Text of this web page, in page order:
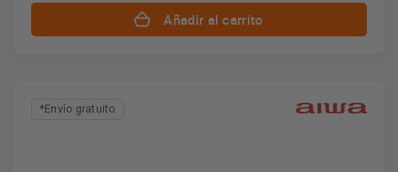
Añadir al carrito
*Envío gratuito